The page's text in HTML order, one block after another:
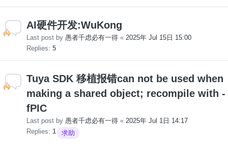
AI硬件开发:WuKong
Last post by 愚者千虑必有一得 « 2025年 Jul 15日 15:00
Replies: 5
Tuya SDK 移植报错can not be used when
making a shared object; recompile with -
fPIC
Last post by 愚者千虑必有一得 « 2025年 Jul 1日 14:17
Replies: 1 求助